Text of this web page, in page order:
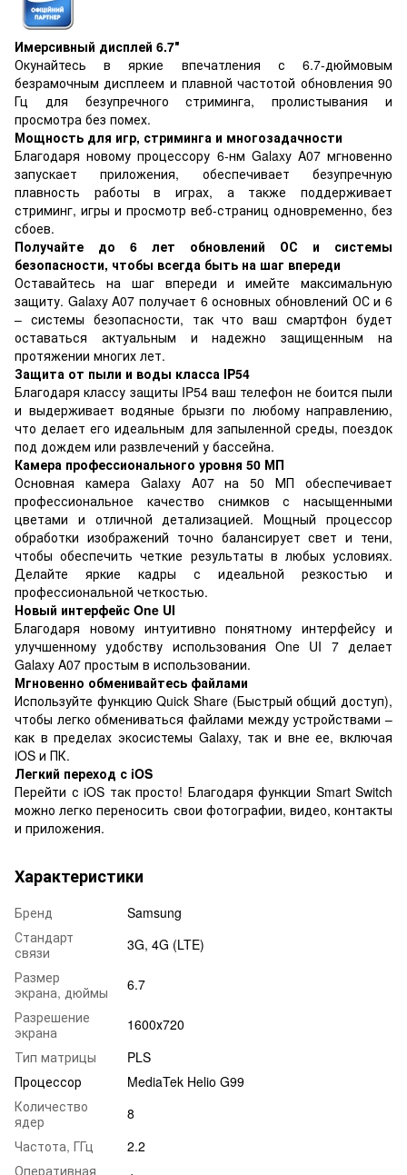
Имерсивный дисплей 6.7″
Окунайтесь в яркие впечатления с 6.7-дюймовым
безрамочным дисплеем и плавной частотой обновления 90
Гц для безупречного стриминга, пролистывания и
просмотра без помех.
Мощность для игр, стриминга и многозадачности
Благодаря новому процессору 6-нм Galaxy A07 мгновенно
запускает приложения, обеспечивает безупречную
плавность работы в играх, а также поддерживает
стриминг, игры и просмотр веб-страниц одновременно, без
сбоев.
Получайте до 6 лет обновлений ОС и системы
безопасности, чтобы всегда быть на шаг впереди
Оставайтесь на шаг впереди и имейте максимальную
защиту. Galaxy A07 получает 6 основных обновлений ОС и 6
– системы безопасности, так что ваш смартфон будет
оставаться актуальным и надежно защищенным на
протяжении многих лет.
Защита от пыли и воды класса IP54
Благодаря классу защиты IP54 ваш телефон не боится пыли
и выдерживает водяные брызги по любому направлению,
что делает его идеальным для запыленной среды, поездок
под дождем или развлечений у бассейна.
Камера профессионального уровня 50 МП
Основная камера Galaxy A07 на 50 МП обеспечивает
профессиональное качество снимков с насыщенными
цветами и отличной детализацией. Мощный процессор
обработки изображений точно балансирует свет и тени,
чтобы обеспечить четкие результаты в любых условиях.
Делайте яркие кадры с идеальной резкостью и
профессиональной четкостью.
Новый интерфейс One UI
Благодаря новому интуитивно понятному интерфейсу и
улучшенному удобству использования One UI 7 делает
Galaxy A07 простым в использовании.
Мгновенно обменивайтесь файлами
Используйте функцию Quick Share (Быстрый общий доступ),
чтобы легко обмениваться файлами между устройствами –
как в пределах экосистемы Galaxy, так и вне ее, включая
iOS и ПК.
Легкий переход с iOS
Перейти с iOS так просто! Благодаря функции Smart Switch
можно легко переносить свои фотографии, видео, контакты
и приложения.
Характеристики
Бренд
Samsung
Стандарт
связи
3G, 4G (LTE)
Размер
экрана, дюймы
6.7
Разрешение
экрана
1600х720
Тип матрицы
PLS
Процессор
MediaTek Helio G99
Количество
ядер
8
Частота, ГГц
2.2
Оперативная